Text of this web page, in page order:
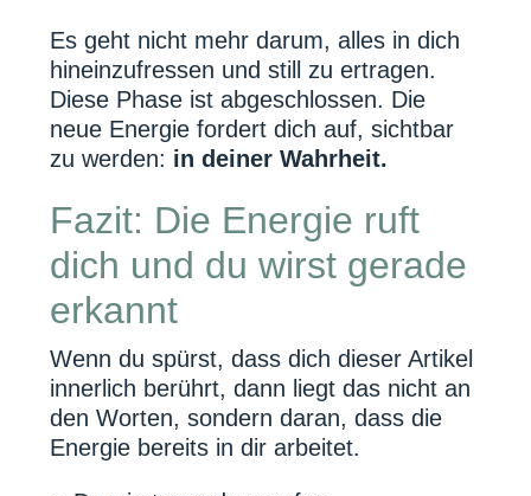
Es geht nicht mehr darum, alles in dich
hineinzufressen und still zu ertragen.
Diese Phase ist abgeschlossen. Die
neue Energie fordert dich auf, sichtbar
zu werden: in deiner Wahrheit.
Fazit: Die Energie ruft
dich und du wirst gerade
erkannt
Wenn du spürst, dass dich dieser Artikel
innerlich berührt, dann liegt das nicht an
den Worten, sondern daran, dass die
Energie bereits in dir arbeitet.